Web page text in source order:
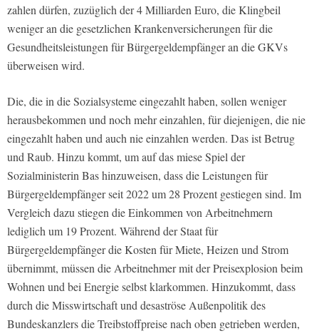
zahlen dürfen, zuzüglich der 4 Milliarden Euro, die Klingbeil
weniger an die gesetzlichen Krankenversicherungen für die
Gesundheitsleistungen für Bürgergeldempfänger an die GKVs
überweisen wird.
Die, die in die Sozialsysteme eingezahlt haben, sollen weniger
herausbekommen und noch mehr einzahlen, für diejenigen, die nie
eingezahlt haben und auch nie einzahlen werden. Das ist Betrug
und Raub. Hinzu kommt, um auf das miese Spiel der
Sozialministerin Bas hinzuweisen, dass die Leistungen für
Bürgergeldempfänger seit 2022 um 28 Prozent gestiegen sind. Im
Vergleich dazu stiegen die Einkommen von Arbeitnehmern
lediglich um 19 Prozent. Während der Staat für
Bürgergeldempfänger die Kosten für Miete, Heizen und Strom
übernimmt, müssen die Arbeitnehmer mit der Preisexplosion beim
Wohnen und bei Energie selbst klarkommen. Hinzukommt, dass
durch die Misswirtschaft und desaströse Außenpolitik des
Bundeskanzlers die Treibstoffpreise nach oben getrieben werden,